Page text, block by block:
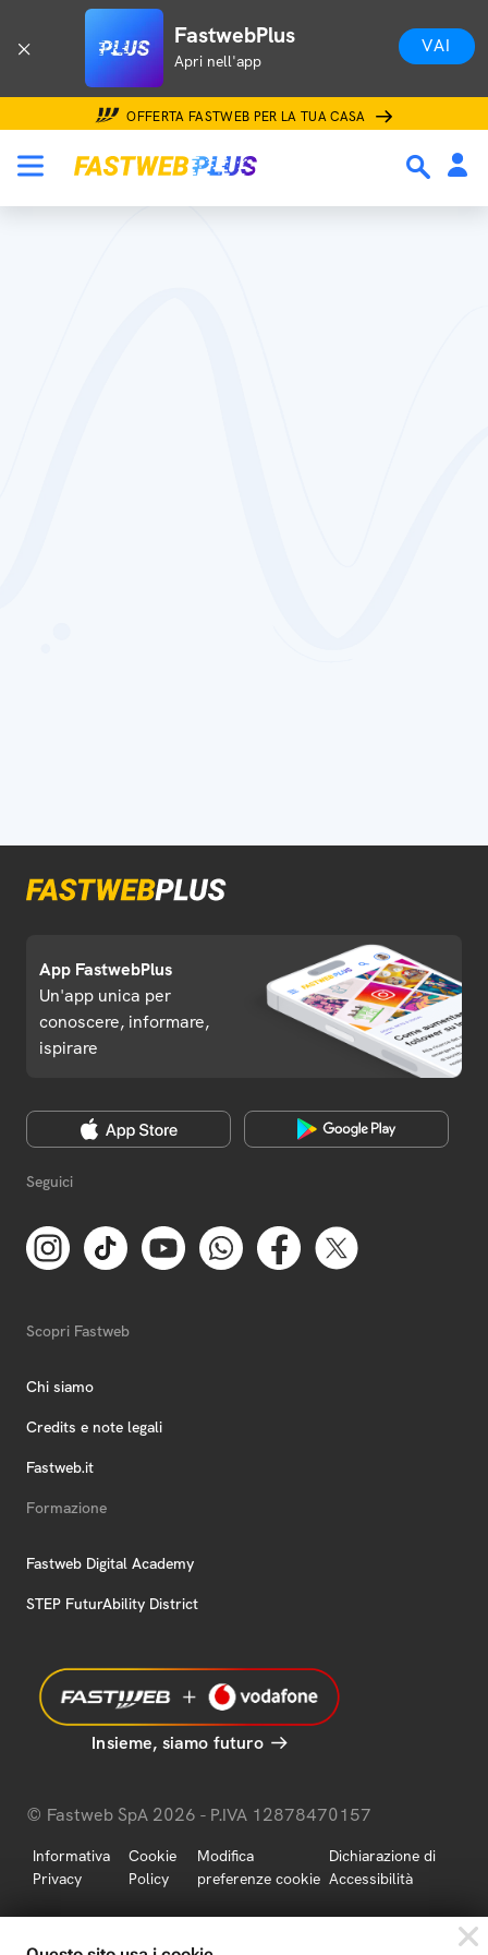
FastwebPlus
Apri nell'app
VAI
OFFERTA FASTWEB PER LA TUA CASA
App FastwebPlus
Un'app unica per
conoscere, informare,
ispirare
Seguici
Scopri Fastweb
Chi siamo
Credits e note legali
Fastweb.it
Formazione
Fastweb Digital Academy
STEP FuturAbility District
Insieme, siamo futuro
© Fastweb SpA 2026 - P.IVA 12878470157
Informativa
Privacy
Cookie
Policy
Modifica
preferenze cookie
Dichiarazione di
Accessibilità